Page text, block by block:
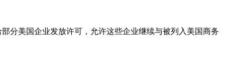
分美国企业发放许可，允许这些企业继续与被列入美国商务